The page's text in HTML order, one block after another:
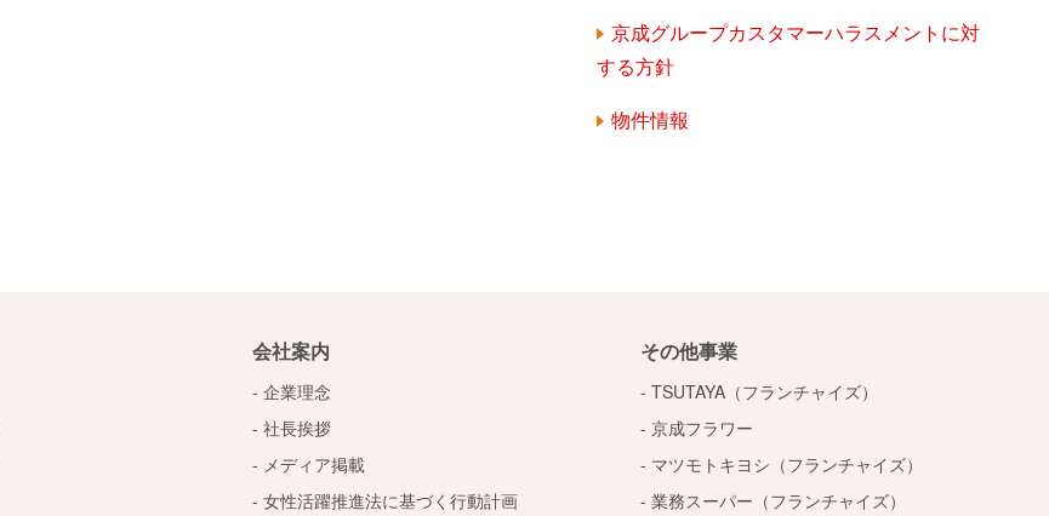
京成グループカスタマーハラスメントに対
する方針
物件情報
会社案内
企業理念
社長挨拶
メディア掲載
女性活躍推進法に基づく行動計画
その他事業
TSUTAYA（フランチャイズ）
京成フラワー
マツモトキヨシ（フランチャイズ）
業務スーパー（フランチャイズ）